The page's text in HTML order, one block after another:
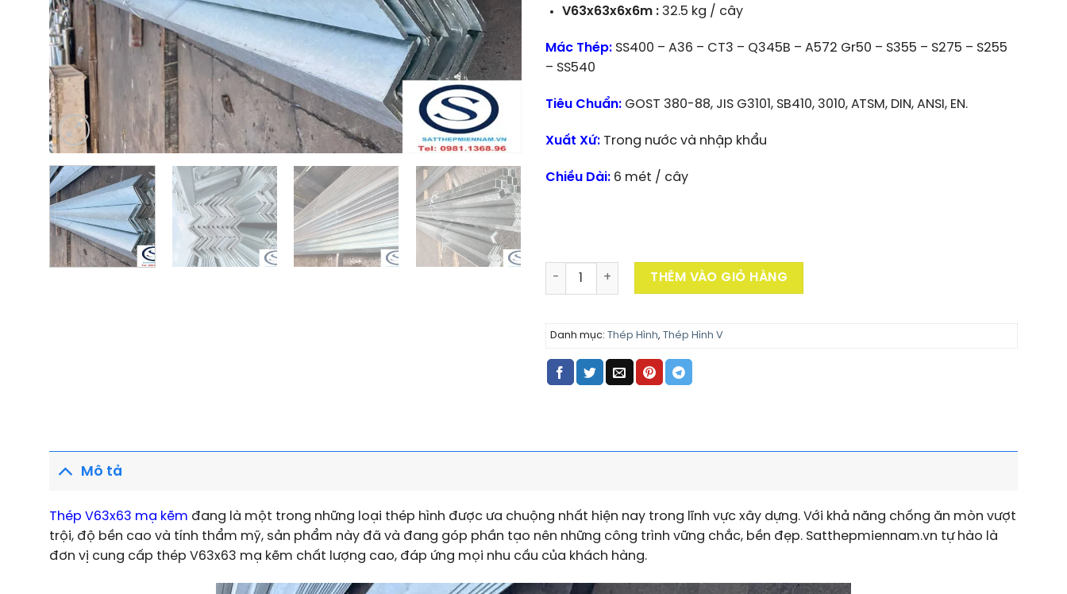
V63x63x6x6m : 32.5 kg / cây
Mác Thép: SS400 – A36 – CT3 – Q345B – A572 Gr50 – S355 – S275 – S255
– SS540
Tiêu Chuẩn: GOST 380-88, JIS G3101, SB410, 3010, ATSM, DIN, ANSI, EN.
Xuất Xứ: Trong nước và nhập khẩu
Chiều Dài: 6 mét / cây
Thép V63x63 Mạ Kẽm số lượng
THÊM VÀO GIỎ HÀNG
Danh mục: Thép Hình, Thép Hình V
Mô tả
Thép V63x63 mạ kẽm đang là một trong những loại thép hình được ưa chuộng nhất hiện nay trong lĩnh vực xây dựng. Với khả năng chống ăn mòn vượt
trội, độ bền cao và tính thẩm mỹ, sản phẩm này đã và đang góp phần tạo nên những công trình vững chắc, bền đẹp. Satthepmiennam.vn tự hào là
đơn vị cung cấp thép V63x63 mạ kẽm chất lượng cao, đáp ứng mọi nhu cầu của khách hàng.